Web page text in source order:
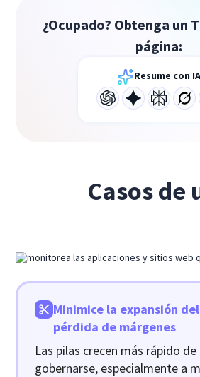
¿Ocupado? Obtenga un
página:
Resume con IA
Casos de
Minimice la expansión del
pérdida de márgenes
Las pilas crecen más rápido
gobernarse, especialmente a